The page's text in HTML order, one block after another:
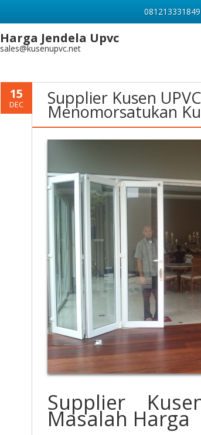
Harga Jendela Upvc
sales@kusenupvc.net
15
DEC Supplier Kusen
Menomorsatukan
Supplier
Masalah Harga